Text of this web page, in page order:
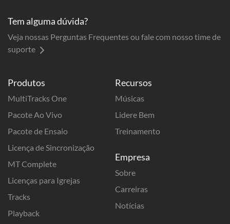
Produtos
MultiTracks One
Pacote Ao Vivo
Pacote de Ensaio
Licença de Sincronização
MT Complete
Licenças para Igrejas
Tracks
Playback
Recursos
Músicas
Lidere Bem
Treinamento
Empresa
Sobre
Carreiras
Notícias
Tem alguma dúvida?
Veja nossas Perguntas Frequentes ou fale com nosso time de
suporte